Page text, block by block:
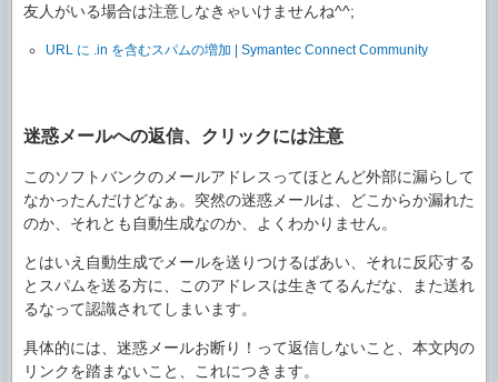
友人がいる場合は注意しなきゃいけませんね^^;
URL に .in を含むスパムの増加 | Symantec Connect Community
迷惑メールへの返信、クリックには注意
このソフトバンクのメールアドレスってほとんど外部に漏らして
なかったんだけどなぁ。突然の迷惑メールは、どこからか漏れた
のか、それとも自動生成なのか、よくわかりません。
とはいえ自動生成でメールを送りつけるばあい、それに反応する
とスパムを送る方に、このアドレスは生きてるんだな、また送れ
るなって認識されてしまいます。
具体的には、迷惑メールお断り！って返信しないこと、本文内の
リンクを踏まないこと、これにつきます。